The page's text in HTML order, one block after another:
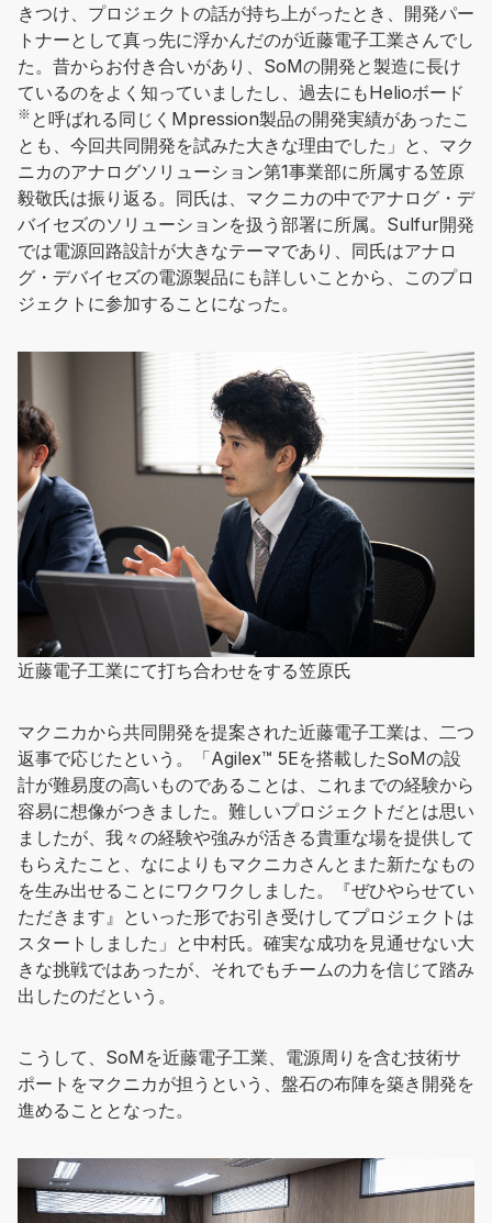
きつけ、プロジェクトの話が持ち上がったとき、開発パー
トナーとして真っ先に浮かんだのが近藤電子工業さんでし
た。昔からお付き合いがあり、SoMの開発と製造に長け
ているのをよく知っていましたし、過去にもHelioボード
※ と呼ばれる同じくMpression製品の開発実績があったこ
とも、今回共同開発を試みた大きな理由でした」と、マク
ニカのアナログソリューション第1事業部に所属する笠原
毅敬氏は振り返る。同氏は、マクニカの中でアナログ・デ
バイセズのソリューションを扱う部署に所属。Sulfur開発
では電源回路設計が大きなテーマであり、同氏はアナロ
グ・デバイセズの電源製品にも詳しいことから、このプロ
ジェクトに参加することになった。
近藤電子工業にて打ち合わせをする笠原氏
マクニカから共同開発を提案された近藤電子工業は、二つ
返事で応じたという。「Agilex™ 5Eを搭載したSoMの設
計が難易度の高いものであることは、これまでの経験から
容易に想像がつきました。難しいプロジェクトだとは思い
ましたが、我々の経験や強みが活きる貴重な場を提供して
もらえたこと、なによりもマクニカさんとまた新たなもの
を生み出せることにワクワクしました。『ぜひやらせてい
ただきます』といった形でお引き受けしてプロジェクトは
スタートしました」と中村氏。確実な成功を見通せない大
きな挑戦ではあったが、それでもチームの力を信じて踏み
出したのだという。
こうして、SoMを近藤電子工業、電源周りを含む技術サ
ポートをマクニカが担うという、盤石の布陣を築き開発を
進めることとなった。